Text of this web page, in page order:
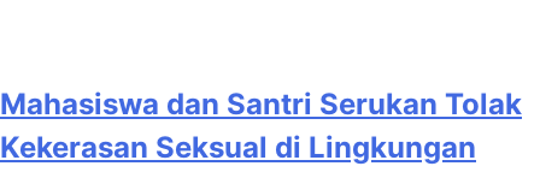
Mahasiswa dan Santri Serukan Tolak
Kekerasan Seksual di Lingkungan